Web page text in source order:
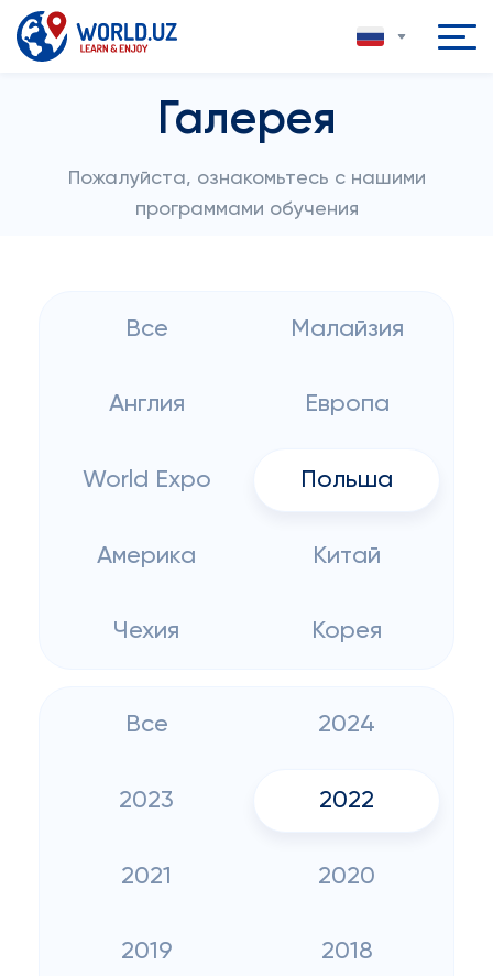
Галерея
Пожалуйста, ознакомьтесь с нашими
программами обучения
Все Малайзия
Англия Европа
World Expo Польша
Америка Китай
Чехия Корея
Все 2024
2023 2022
2021 2020
2019 2018